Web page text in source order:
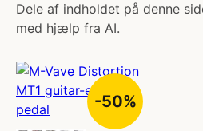
Dele af indholdet på denne
med hjælp fra AI.
-50%